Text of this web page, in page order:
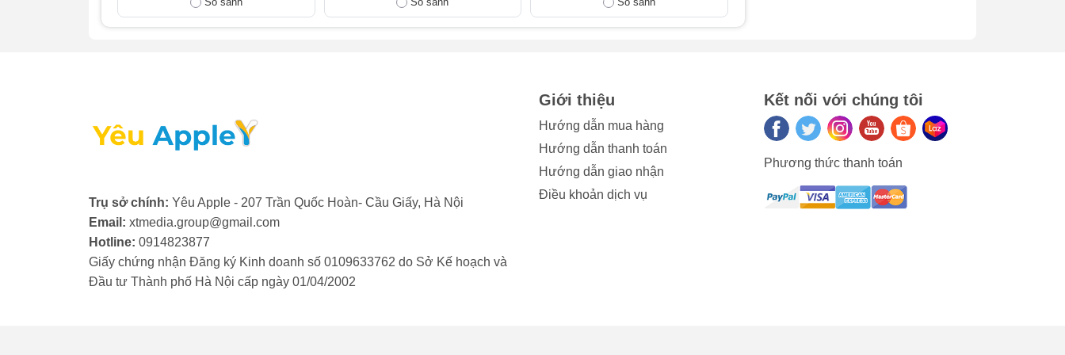
- Nút Crown bị kẹt, lỏng hoặc không nảy: Nút bị kẹt cứng, khó bấm hoặc bị lún sâu xuống, không nảy lên như
- Nút bấm không phản hồi: Bạn bấm nút Crown nhưng máy không quay về màn hình chính hoặc không mở
ứng dụng. Dù nút vẫn xoay được, chức năng bấm lại không hoạt động.
- Nút Crown tự hoạt động: Nút tự xoay, làm màn hình phóng to/thu nhỏ liên tục mà không có sự tác động của
Nếu Apple Watch của bạn gặp phải một trong các dấu hiệu trên, hãy mang thiết bị đến trung tâm sửa chữa uy
tín để được kiểm tra và thay nút Crown Apple Watch kịp thời.
Trụ sở chính: Yêu Apple - 207 Trần Quốc Hoàn- Cầu Giấy, Hà Nội
Email: xtmedia.group@gmail.com
Hotline: 0914823877
Giấy chứng nhận Đăng ký Kinh doanh số 0109633762 do Sở Kế hoạch và
Đầu tư Thành phố Hà Nội cấp ngày 01/04/2002
Giới thiệu
Hướng dẫn mua hàng
Hướng dẫn thanh toán
Hướng dẫn giao nhận
Điều khoản dịch vụ
Kết nối với chúng tôi
Phương thức thanh toán